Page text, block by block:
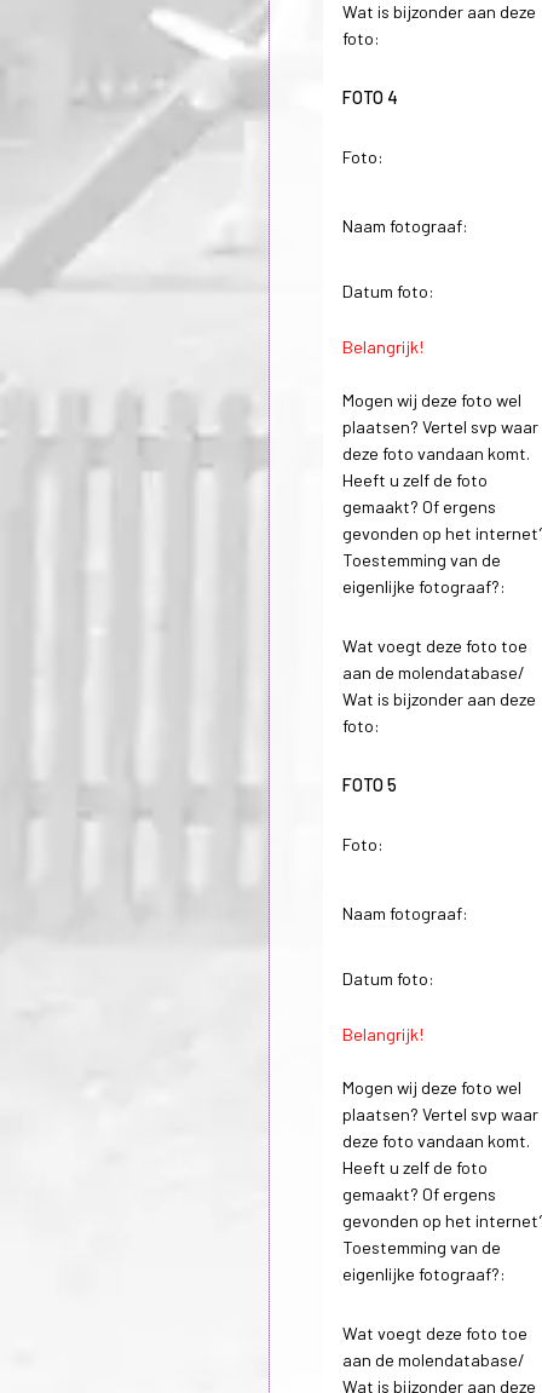
Wat is bijzonder aan deze
foto:
FOTO 4
Foto:
Naam fotograaf:
Datum foto:
Belangrijk!
Mogen wij deze foto wel
plaatsen? Vertel svp waar
deze foto vandaan komt.
Heeft u zelf de foto
gemaakt? Of ergens
gevonden op het
Toestemming van de
eigenlijke fotograaf?:
Wat voegt deze foto toe
aan de molendatabase/
Wat is bijzonder aan deze
foto:
FOTO 5
Foto:
Naam fotograaf:
Datum foto:
Belangrijk!
Mogen wij deze foto wel
plaatsen? Vertel svp waar
deze foto vandaan komt.
Heeft u zelf de foto
gemaakt? Of ergens
gevonden op het
Toestemming van de
eigenlijke fotograaf?:
Wat voegt deze foto toe
aan de molendatabase/
Wat is bijzonder aan deze